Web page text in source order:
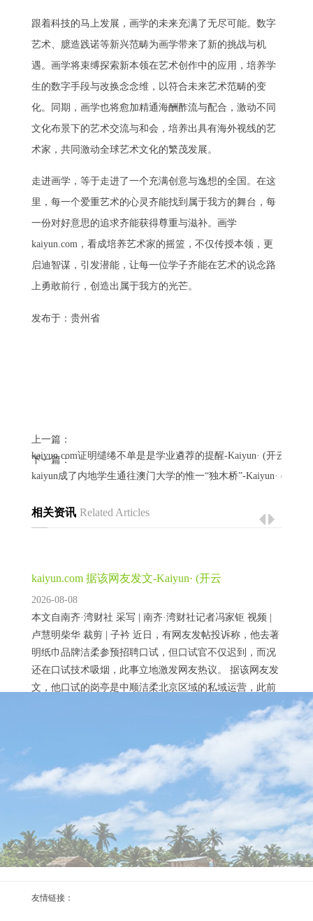
跟着科技的马上发展，画学的未来充满了无尽可能。数字
艺术、臆造践诺等新兴范畴为画学带来了新的挑战与机
遇。画学将束缚探索新本领在艺术创作中的应用，培养学
生的数字手段与改换念念维，以符合未来艺术范畴的变
化。同期，画学也将愈加精通海酬酢流与配合，激动不同
文化布景下的艺术交流与和会，培养出具有海外视线的艺
术家，共同激动全球艺术文化的繁茂发展。
走进画学，等于走进了一个充满创意与逸想的全国。在这
里，每一个爱重艺术的心灵齐能找到属于我方的舞台，每
一份对好意思的追求齐能获得尊重与滋补。画学
kaiyun.com，看成培养艺术家的摇篮，不仅传授本领，更
启迪智谋，引发潜能，让每一位学子齐能在艺术的说念路
上勇敢前行，创造出属于我方的光芒。
发布于：贵州省
上一篇：
kaiyun.com证明缱绻不单是是学业遴荐的提醒-Kaiyun· (开云)官方
下一篇：
kaiyun成了内地学生通往澳门大学的惟一“独木桥”-Kaiyun· (开云)
相关资讯 Related Articles
kaiyun.com 据该网友发文-Kaiyun· (开云
2026-08-08
本文自南齐·湾财社 采写 | 南齐·湾财社记者冯家钜 视频 |
卢慧明柴华 裁剪 | 子衿 近日，有网友发帖投诉称，他去著
明纸巾品牌洁柔参预招聘口试，但口试官不仅迟到，而况
还在口试技术吸烟，此事立地激发网友热议。 据该网友发
文，他口试的岗亭是中顺洁柔北京区域的私域运营，此前
他已有8年职场教会，但头一次见到有口试官在口试技术吸
烟，并称其“格调极其雕悍”。 此外，该网友以为，口试技
kaiyun.com展会同时还将举办第二届深圳银龄消耗
2025年8月28日，第三届深圳海外聪惠养老产业展览会（以
下简称“深圳聪惠养老展”）暨“兴业银行杯”首届深圳康养
机器东说念主大赛新闻媒体通气会在深圳市民政局举行。
记者从会上获悉，该展将于2025年9月12日至14日在深圳会
展中心（福田）7号、8号馆启幕。 “以展兴业”：构建通达
型湾区银发经济圈 深圳市民政局党构成员、副局长吴远翔
对于积极应酬东说念...
友情链接：